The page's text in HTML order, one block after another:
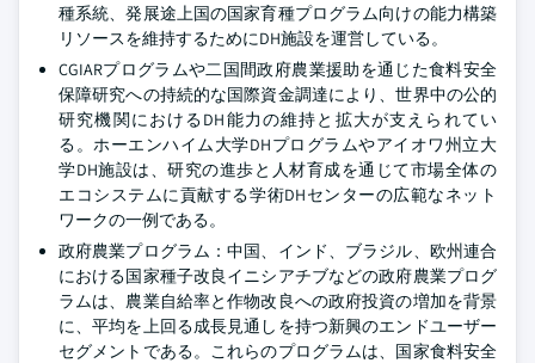
種系統、発展途上国の国家育種プログラム向けの能力構築
リソースを維持するためにDH施設を運営している。
CGIARプログラムや二国間政府農業援助を通じた食料安全
保障研究への持続的な国際資金調達により、世界中の公的
研究機関におけるDH能力の維持と拡大が支えられてい
る。ホーエンハイム大学DHプログラムやアイオワ州立大
学DH施設は、研究の進歩と人材育成を通じて市場全体の
エコシステムに貢献する学術DHセンターの広範なネット
ワークの一例である。
政府農業プログラム：中国、インド、ブラジル、欧州連合
における国家種子改良イニシアチブなどの政府農業プログ
ラムは、農業自給率と作物改良への政府投資の増加を背景
に、平均を上回る成長見通しを持つ新興のエンドユーザー
セグメントである。これらのプログラムは、国家食料安全